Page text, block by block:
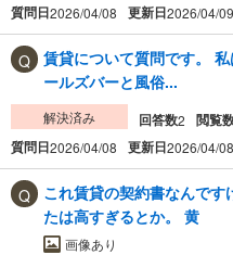
質問日2026/04/08 更新日2026/04/09
賃貸について質問です。
ールズバーと風俗...
解決済み 回答数2 閲覧
質問日2026/04/08 更新日2026/04/08
これ賃貸の契約書なんです
たは高すぎるとか。 黄
画像あり